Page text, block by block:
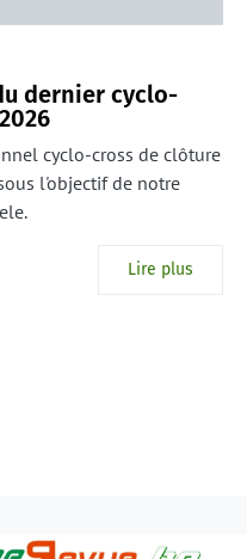
dernier cyclo-
cyclo-cross de clôture
l'objectif de notre
Lire plus